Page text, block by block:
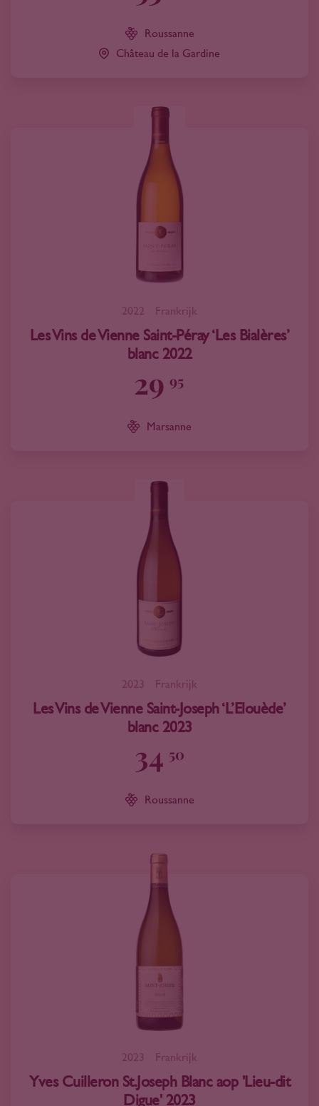
Roussanne
Château de la Gardine
2022 Frankrijk
Les Vins de Vienne Saint-Péray ‘Les Bialères’
blanc 2022
29 95
Marsanne
2023 Frankrijk
Les Vins de Vienne Saint-Joseph ‘L’Elouède’
blanc 2023
34 50
Roussanne
2023 Frankrijk
Yves Cuilleron St.Joseph Blanc aop 'Lieu-dit
Digue' 2023